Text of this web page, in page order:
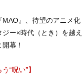
』、待望のアニメ化
ー×時代（とき）を越
幕！
“呪い”】